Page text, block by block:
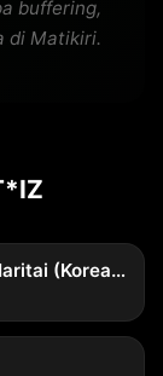
buffering,
di Matikiri.
Neko Ni Naritai (Korean Ver.)